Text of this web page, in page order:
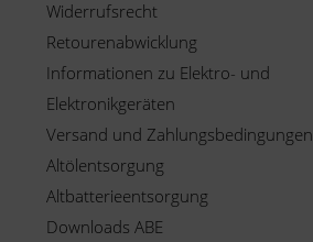
Widerrufsrecht
Retourenabwicklung
Informationen zu Elektro- und
Elektronikgeräten
Versand und Zahlungsbedingungen
Altölentsorgung
Altbatterieentsorgung
Downloads ABE